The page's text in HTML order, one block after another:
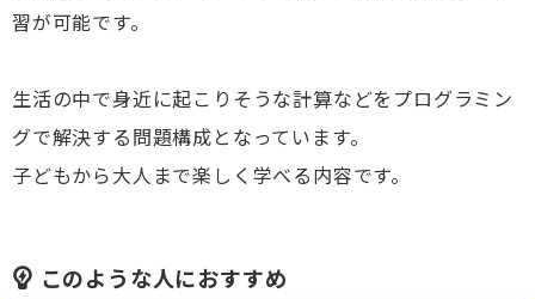
習が可能です。
生活の中で身近に起こりそうな計算などをプログラミン
グで解決する問題構成となっています。
子どもから大人まで楽しく学べる内容です。
このような人におすすめ